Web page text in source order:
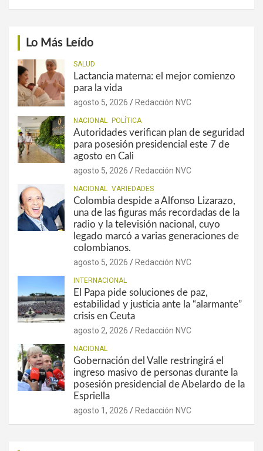
Lo Más Leído
SALUD
Lactancia materna: el mejor comienzo
para la vida
agosto 5, 2026 Redacción NVC
NACIONAL POLÍTICA
Autoridades verifican plan de seguridad
para posesión presidencial este 7 de
agosto en Cali
agosto 5, 2026 Redacción NVC
NACIONAL VARIEDADES
Colombia despide a Alfonso Lizarazo,
una de las figuras más recordadas de la
radio y la televisión nacional, cuyo
legado marcó a varias generaciones de
colombianos.
agosto 5, 2026 Redacción NVC
INTERNACIONAL
El Papa pide soluciones de paz,
estabilidad y justicia ante la “alarmante”
crisis en Ceuta
agosto 2, 2026 Redacción NVC
NACIONAL
Gobernación del Valle restringirá el
ingreso masivo de personas durante la
posesión presidencial de Abelardo de la
Espriella
agosto 1, 2026 Redacción NVC